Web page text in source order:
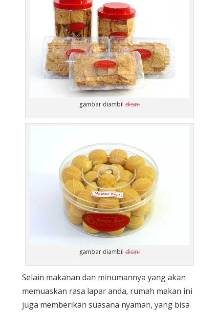
gambar diambil disini
gambar diambil disini
Selain makanan dan minumannya yang akan
memuaskan rasa lapar anda, rumah makan ini
juga memberikan suasana nyaman, yang bisa